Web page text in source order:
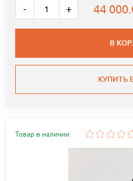
- + 44
В
КУПИТЬ
Товар в наличии